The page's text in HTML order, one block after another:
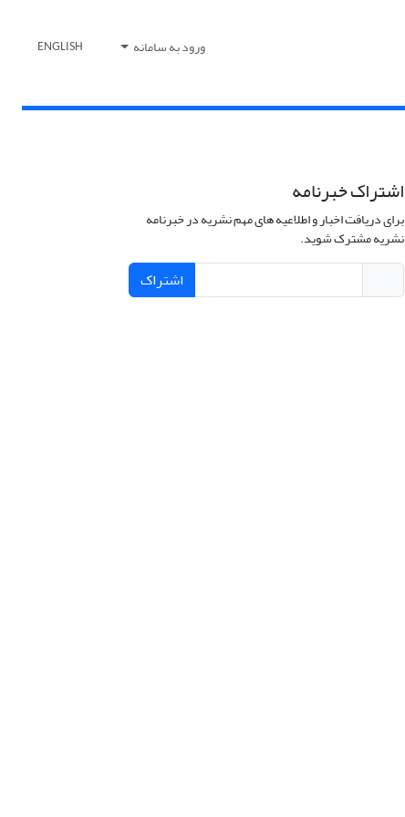
ورود به سامانه ENGLISH
اشتراک خبرنامه
برای دریافت اخبار و اطلاعیه های مهم نشریه در خبرنامه
نشریه مشترک شوید.
اشتراک